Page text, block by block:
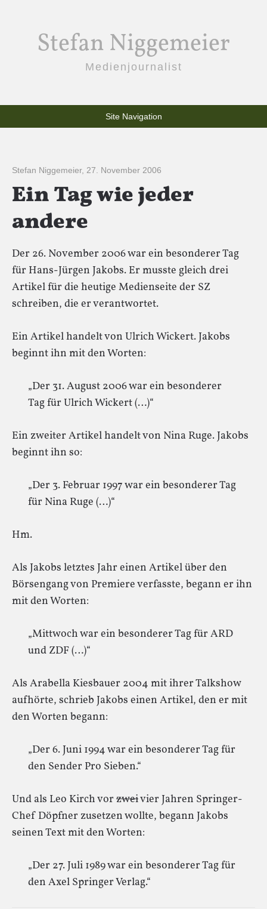
Stefan Niggemeier
Medienjournalist
Site Navigation
Stefan Niggemeier, 27. November 2006
Ein Tag wie jeder
andere
Der 26. November 2006 war ein besonderer Tag
für Hans-Jürgen Jakobs. Er musste gleich drei
Artikel für die heutige Medienseite der SZ
schreiben, die er verantwortet.
Ein Artikel handelt von Ulrich Wickert. Jakobs
beginnt ihn mit den Worten:
„Der 31. August 2006 war ein besonderer
Tag für Ulrich Wickert (…)“
Ein zweiter Artikel handelt von Nina Ruge. Jakobs
beginnt ihn so:
„Der 3. Februar 1997 war ein besonderer Tag
für Nina Ruge (…)“
Hm.
Als Jakobs letztes Jahr einen Artikel über den
Börsengang von Premiere verfasste, begann er ihn
mit den Worten:
„Mittwoch war ein besonderer Tag für ARD
und ZDF (…)“
Als Arabella Kiesbauer 2004 mit ihrer Talkshow
aufhörte, schrieb Jakobs einen Artikel, den er mit
den Worten begann:
„Der 6. Juni 1994 war ein besonderer Tag für
den Sender Pro Sieben.“
Und als Leo Kirch vor zweivier Jahren Springer-
Chef Döpfner zusetzen wollte, begann Jakobs
seinen Text mit den Worten:
„Der 27. Juli 1989 war ein besonderer Tag für
den Axel Springer Verlag.“